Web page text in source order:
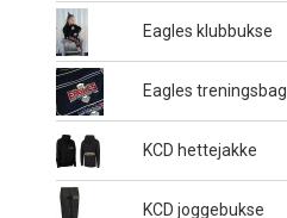
Eagles klubbukse
Eagles treningsbag
KCD hettejakke
KCD joggebukse